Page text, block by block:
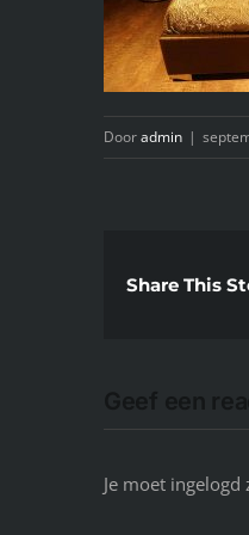
Dooradmin |
Share This
Je moet